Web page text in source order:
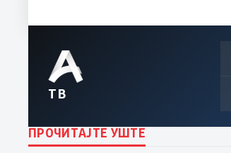
ТВ
ПРОЧИТАЈТЕ УШТЕ